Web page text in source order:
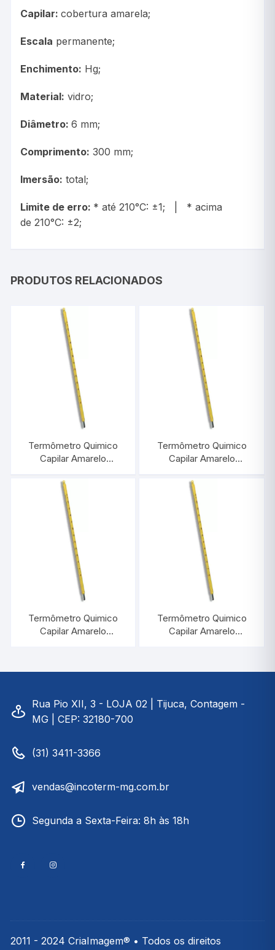
Capilar:cobertura amarela;
Escala permanente;
Enchimento: Hg;
Material: vidro;
Diâmetro:6 mm;
Comprimento: 300 mm;
Imersão: total;
Limite de erro: * até 210°C: ±1; | * acima
de 210°C: ±2;
PRODUTOS RELACIONADOS
Termômetro Quimico
Capilar Amarelo
INCOTERM 5032.20
Termômetro Quimico
Capilar Amarelo
INCOTERM 5033.20
Termômetro Quimico
Capilar Amarelo
Termômetro Quimico
Capilar Amarelo
Rua Pio XII, 3 - LOJA 02 | Tijuca, Contagem -
MG | CEP: 32180-700
(31) 3411-3366
vendas@incoterm-mg.com.br
Segunda a Sexta-Feira: 8h às 18h
2011 - 2024 CriaImagem® • Todos os direitos